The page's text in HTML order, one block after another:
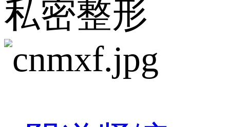
私密整形